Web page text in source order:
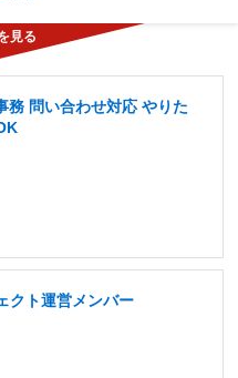
務 問い合わせ対応 やりた
クト運営メンバー